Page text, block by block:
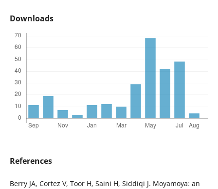
Downloads
References
Berry JA, Cortez V, Toor H, Saini H, Siddiqi J. Moyamoya: an